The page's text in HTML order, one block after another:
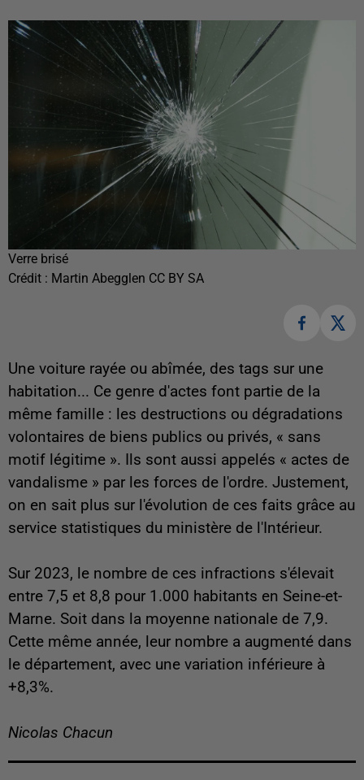
Verre brisé
Crédit : Martin Abegglen CC BY SA
Une voiture rayée ou abîmée, des tags sur une
habitation... Ce genre d'actes font partie de la
même famille : les destructions ou dégradations
volontaires de biens publics ou privés, « sans
motif légitime ». Ils sont aussi appelés « actes de
vandalisme » par les forces de l'ordre. Justement,
on en sait plus sur l'évolution de ces faits grâce au
service statistiques du ministère de l'Intérieur.
Sur 2023, le nombre de ces infractions s'élevait
entre 7,5 et 8,8 pour 1.000 habitants en Seine-et-
Marne. Soit dans la moyenne nationale de 7,9.
Cette même année, leur nombre a augmenté dans
le département, avec une variation inférieure à
+8,3%.
Nicolas Chacun